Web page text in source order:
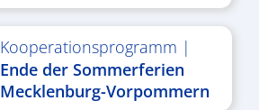
Kooperationsprogramm |
Ende der Sommerferien
Mecklenburg-Vorpommern